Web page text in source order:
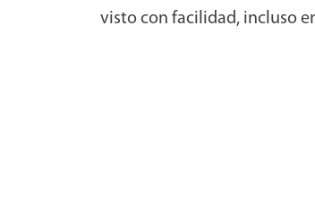
visto con facilidad, incluso